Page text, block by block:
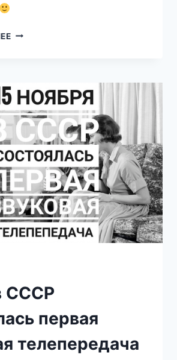
16.11
СВОИМ
МЕДВЕДЕМ
США
СССР
первая
телепередача